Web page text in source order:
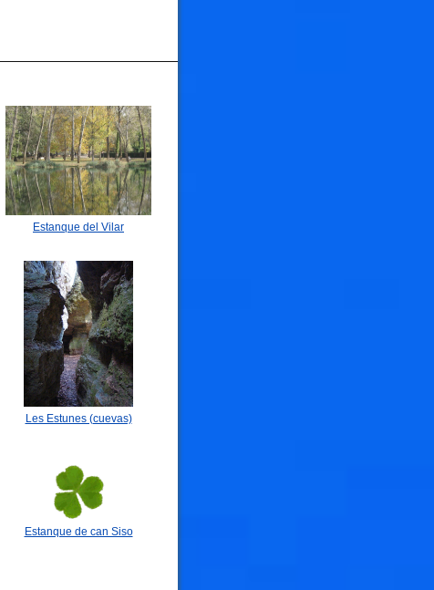
Estanque del Vilar
Les Estunes (cuevas)
Estanque de can Siso
🐟